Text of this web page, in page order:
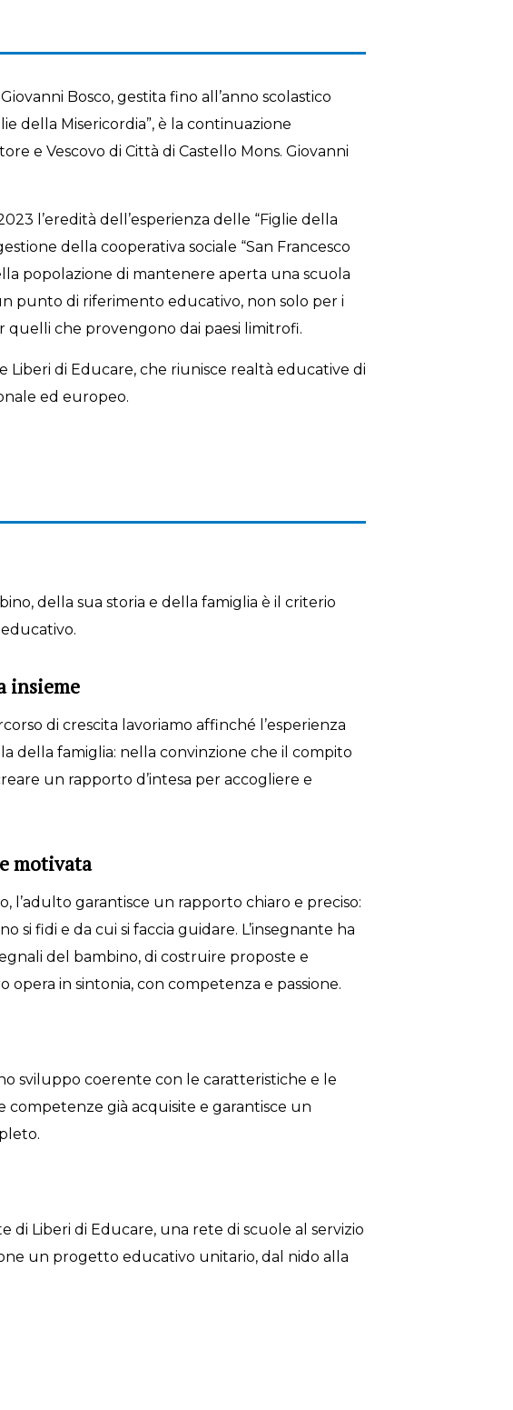
Bosco, gestita fino all’anno scolastico
della Misericordia”, è la continuazione
e Vescovo di Città di Castello Mons. Giovanni
l’eredità dell’esperienza delle “Figlie della
della cooperativa sociale “San Francesco
popolazione di mantenere aperta una scuola
punto di riferimento educativo, non solo per i
che provengono dai paesi limitrofi.
Liberi di Educare, che riunisce realtà educative di
ed europeo.
della sua storia e della famiglia è il criterio
insieme
di crescita lavoriamo affinché l’esperienza
della famiglia: nella convinzione che il compito
un rapporto d’intesa per accogliere e
motivata
l’adulto garantisce un rapporto chiaro e preciso:
si fidi e da cui si faccia guidare. L’insegnante ha
del bambino, di costruire proposte e
opera in sintonia, con competenza e passione.
sviluppo coerente con le caratteristiche e le
competenze già acquisite e garantisce un
di Liberi di Educare, una rete di scuole al servizio
un progetto educativo unitario, dal nido alla